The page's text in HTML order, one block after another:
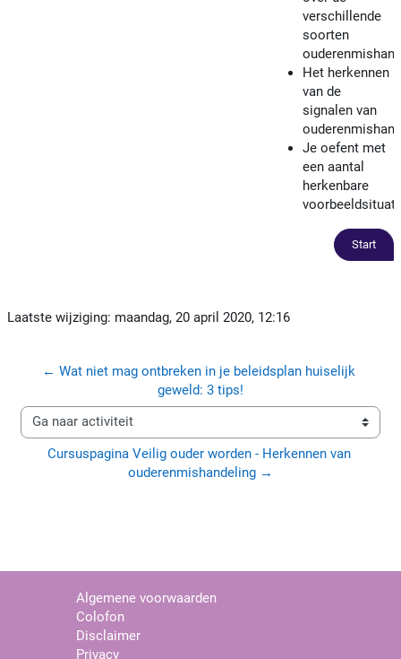
verschillende
soorten
Het herkennen
van de
signalen van
Je oefent met
een aantal
herkenbare
Start
Laatste wijziging: maandag, 20 april 2020, 12:16
← Wat niet mag ontbreken in je beleidsplan huiselijk
geweld: 3 tips!
Ga naar activiteit
Cursuspagina Veilig ouder worden - Herkennen van
ouderenmishandeling →
Algemene voorwaarden
Colofon
Disclaimer
Privacy